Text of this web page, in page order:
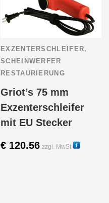
EXZENTERSCHLEIFER,
SCHEINWERFER
RESTAURIERUNG
Griot’s 75 mm
Exzenterschleifer
mit EU Stecker
€ 120.56 zzgl. MwSt